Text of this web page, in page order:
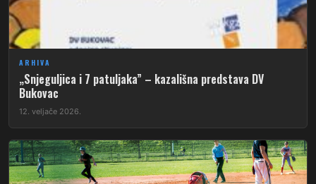
ARHIVA
„Snjeguljica i 7 patuljaka” – kazališna predstava DV
Bukovac
12. veljače 2026.